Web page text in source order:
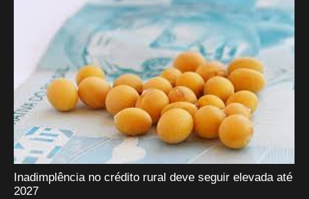
Inadimplência no crédito rural deve seguir elevada até
2027